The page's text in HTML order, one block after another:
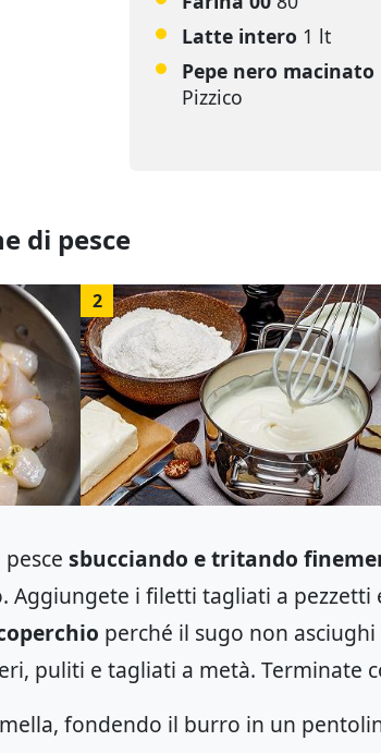
Latte intero 1 lt
Pepe nero macinato
Pizzico
di pesce
2
sbucciando e tritando
Aggiungete i filetti tagliati a pezzetti
perché il sugo non
puliti e tagliati a metà. Terminate
fondendo il burro in un